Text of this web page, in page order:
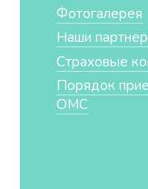
Фотогалерея
Наши
Страховые
Порядок
ОМС